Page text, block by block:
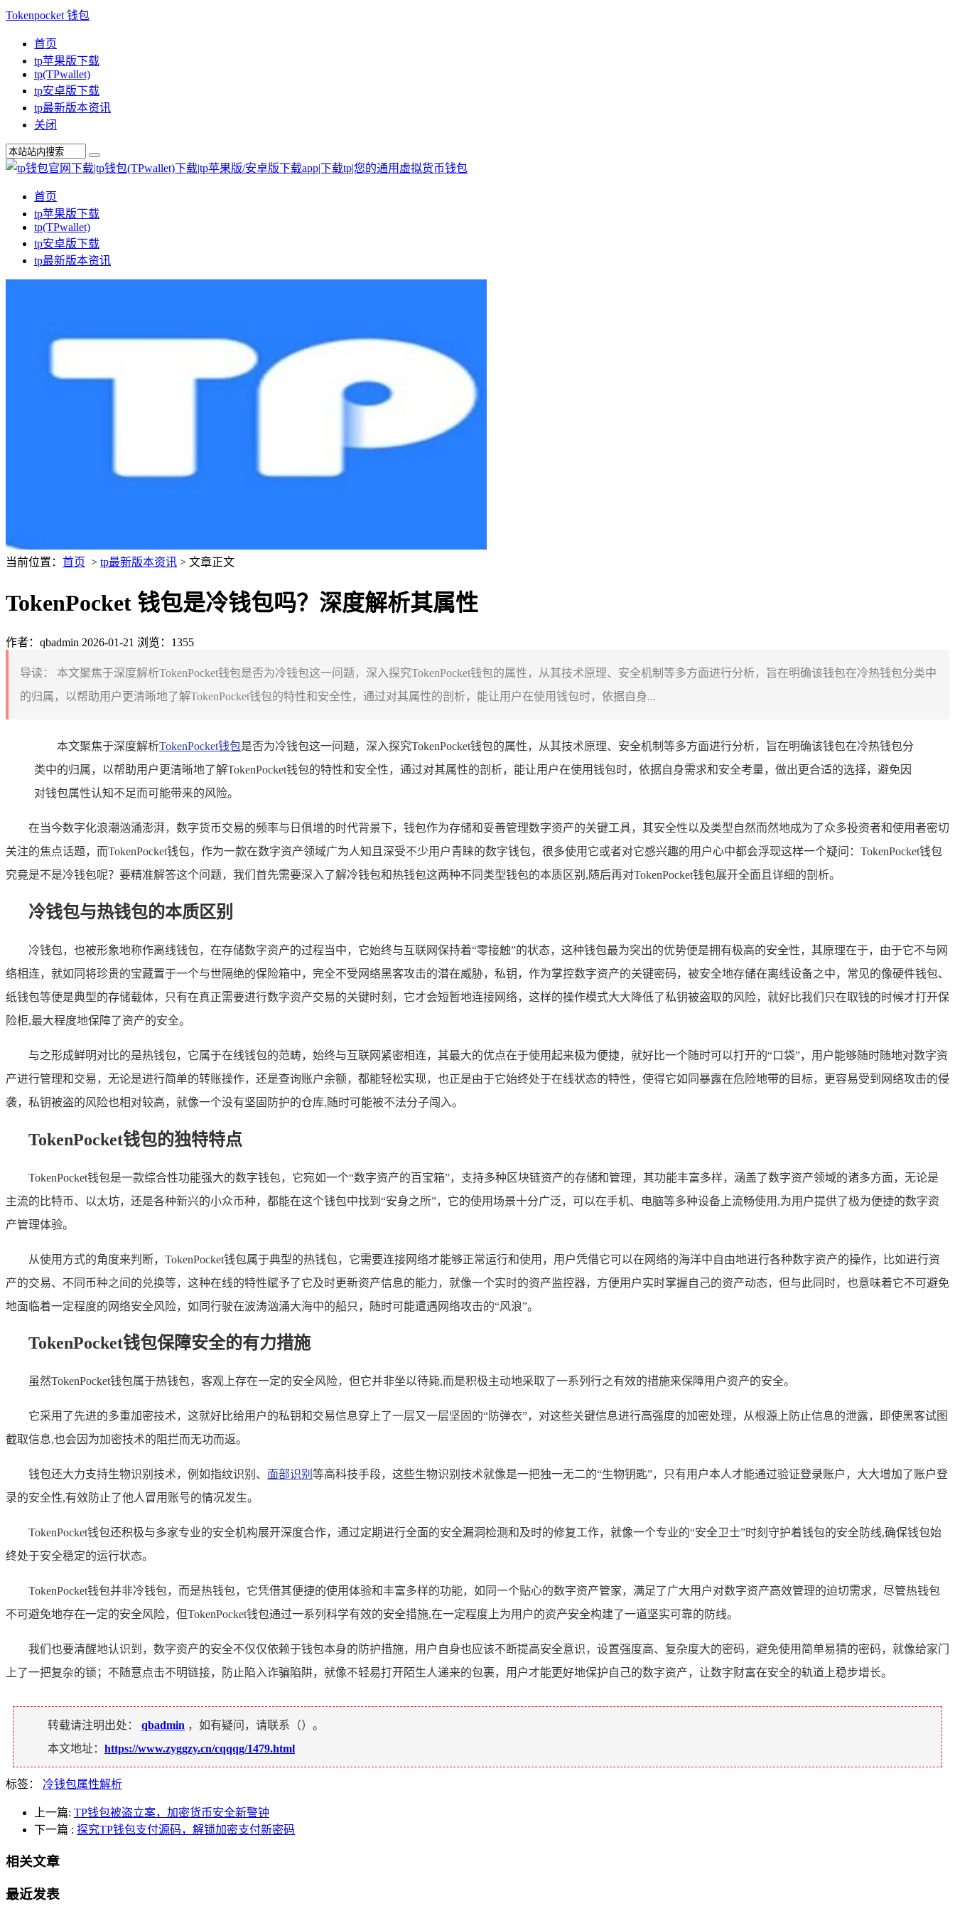
Tokenpocket 钱包
首页
tp苹果版下载
tp(TPwallet)
tp安卓版下载
tp最新版本资讯
关闭
首页
tp苹果版下载
tp(TPwallet)
tp安卓版下载
tp最新版本资讯
当前位置： 首页 > tp最新版本资讯 > 文章正文
TokenPocket 钱包是冷钱包吗？深度解析其属性
作者：qbadmin 2026-01-21 浏览：1355
导读：
本文聚焦于深度解析TokenPocket钱包是否为冷钱包这一问题，深入探究TokenPocket钱包的属性，从其技术原理、安全机制等多方面进行分析，旨在明确该钱包在冷热钱包分类中
的归属，以帮助用户更清晰地了解TokenPocket钱包的特性和安全性，通过对其属性的剖析，能让用户在使用钱包时，依据自身...
本文聚焦于深度解析TokenPocket钱包是否为冷钱包这一问题，深入探究TokenPocket钱包的属性，从其技术原理、安全机制等多方面进行分析，旨在明确该钱包在冷热钱包分
类中的归属，以帮助用户更清晰地了解TokenPocket钱包的特性和安全性，通过对其属性的剖析，能让用户在使用钱包时，依据自身需求和安全考量，做出更合适的选择，避免因
对钱包属性认知不足而可能带来的风险。
在当今数字化浪潮汹涌澎湃，数字货币交易的频率与日俱增的时代背景下，钱包作为存储和妥善管理数字资产的关键工具，其安全性以及类型自然而然地成为了众多投资者和使用者密切
关注的焦点话题，而TokenPocket钱包，作为一款在数字资产领域广为人知且深受不少用户青睐的数字钱包，很多使用它或者对它感兴趣的用户心中都会浮现这样一个疑问：TokenPocket钱包
究竟是不是冷钱包呢？要精准解答这个问题，我们首先需要深入了解冷钱包和热钱包这两种不同类型钱包的本质区别,随后再对TokenPocket钱包展开全面且详细的剖析。
冷钱包与热钱包的本质区别
冷钱包，也被形象地称作离线钱包，在存储数字资产的过程当中，它始终与互联网保持着“零接触”的状态，这种钱包最为突出的优势便是拥有极高的安全性，其原理在于，由于它不与网
络相连，就如同将珍贵的宝藏置于一个与世隔绝的保险箱中，完全不受网络黑客攻击的潜在威胁，私钥，作为掌控数字资产的关键密码，被安全地存储在离线设备之中，常见的像硬件钱包、
纸钱包等便是典型的存储载体，只有在真正需要进行数字资产交易的关键时刻，它才会短暂地连接网络，这样的操作模式大大降低了私钥被盗取的风险，就好比我们只在取钱的时候才打开保
险柜,最大程度地保障了资产的安全。
与之形成鲜明对比的是热钱包，它属于在线钱包的范畴，始终与互联网紧密相连，其最大的优点在于使用起来极为便捷，就好比一个随时可以打开的“口袋”，用户能够随时随地对数字资
产进行管理和交易，无论是进行简单的转账操作，还是查询账户余额，都能轻松实现，也正是由于它始终处于在线状态的特性，使得它如同暴露在危险地带的目标，更容易受到网络攻击的侵
袭，私钥被盗的风险也相对较高，就像一个没有坚固防护的仓库,随时可能被不法分子闯入。
TokenPocket钱包的独特特点
TokenPocket钱包是一款综合性功能强大的数字钱包，它宛如一个“数字资产的百宝箱”，支持多种区块链资产的存储和管理，其功能丰富多样，涵盖了数字资产领域的诸多方面，无论是
主流的比特币、以太坊，还是各种新兴的小众币种，都能在这个钱包中找到“安身之所”，它的使用场景十分广泛，可以在手机、电脑等多种设备上流畅使用,为用户提供了极为便捷的数字资
产管理体验。
从使用方式的角度来判断，TokenPocket钱包属于典型的热钱包，它需要连接网络才能够正常运行和使用，用户凭借它可以在网络的海洋中自由地进行各种数字资产的操作，比如进行资
产的交易、不同币种之间的兑换等，这种在线的特性赋予了它及时更新资产信息的能力，就像一个实时的资产监控器，方便用户实时掌握自己的资产动态，但与此同时，也意味着它不可避免
地面临着一定程度的网络安全风险，如同行驶在波涛汹涌大海中的船只，随时可能遭遇网络攻击的“风浪”。
TokenPocket钱包保障安全的有力措施
虽然TokenPocket钱包属于热钱包，客观上存在一定的安全风险，但它并非坐以待毙,而是积极主动地采取了一系列行之有效的措施来保障用户资产的安全。
它采用了先进的多重加密技术，这就好比给用户的私钥和交易信息穿上了一层又一层坚固的“防弹衣”，对这些关键信息进行高强度的加密处理，从根源上防止信息的泄露，即使黑客试图
截取信息,也会因为加密技术的阻拦而无功而返。
钱包还大力支持生物识别技术，例如指纹识别、 面部识别 等高科技手段，这些生物识别技术就像是一把独一无二的“生物钥匙”，只有用户本人才能通过验证登录账户，大大增加了账户登
录的安全性,有效防止了他人冒用账号的情况发生。
TokenPocket钱包还积极与多家专业的安全机构展开深度合作，通过定期进行全面的安全漏洞检测和及时的修复工作，就像一个专业的“安全卫士”时刻守护着钱包的安全防线,确保钱包始
终处于安全稳定的运行状态。
TokenPocket钱包并非冷钱包，而是热钱包，它凭借其便捷的使用体验和丰富多样的功能，如同一个贴心的数字资产管家，满足了广大用户对数字资产高效管理的迫切需求，尽管热钱包
不可避免地存在一定的安全风险，但TokenPocket钱包通过一系列科学有效的安全措施,在一定程度上为用户的资产安全构建了一道坚实可靠的防线。
我们也要清醒地认识到，数字资产的安全不仅仅依赖于钱包本身的防护措施，用户自身也应该不断提高安全意识，设置强度高、复杂度大的密码，避免使用简单易猜的密码，就像给家门
上了一把复杂的锁；不随意点击不明链接，防止陷入诈骗陷阱，就像不轻易打开陌生人递来的包裹，用户才能更好地保护自己的数字资产，让数字财富在安全的轨道上稳步增长。
转载请注明出处： qbadmin ，如有疑问，请联系（）。
本文地址： https://www.zyggzy.cn/cqqqg/1479.html
标签： 冷钱包属性解析
上一篇: TP钱包被盗立案，加密货币安全新警钟
下一篇 : 探究TP钱包支付源码，解锁加密支付新密码
相关文章
最近发表